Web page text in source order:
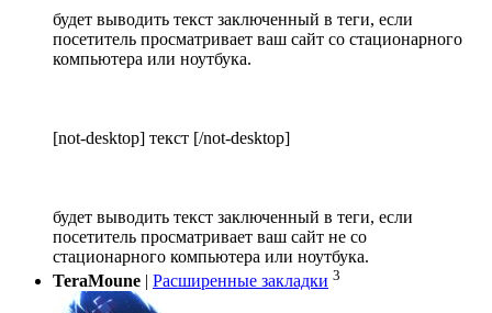
будет выводить текст заключенный в теги, если
посетитель просматривает ваш сайт со стационарного
компьютера или ноутбука.
[not-desktop] текст [/not-desktop]
будет выводить текст заключенный в теги, если
посетитель просматривает ваш сайт не со
стационарного компьютера или ноутбука.
TeraMoune | Расширенные закладки 3